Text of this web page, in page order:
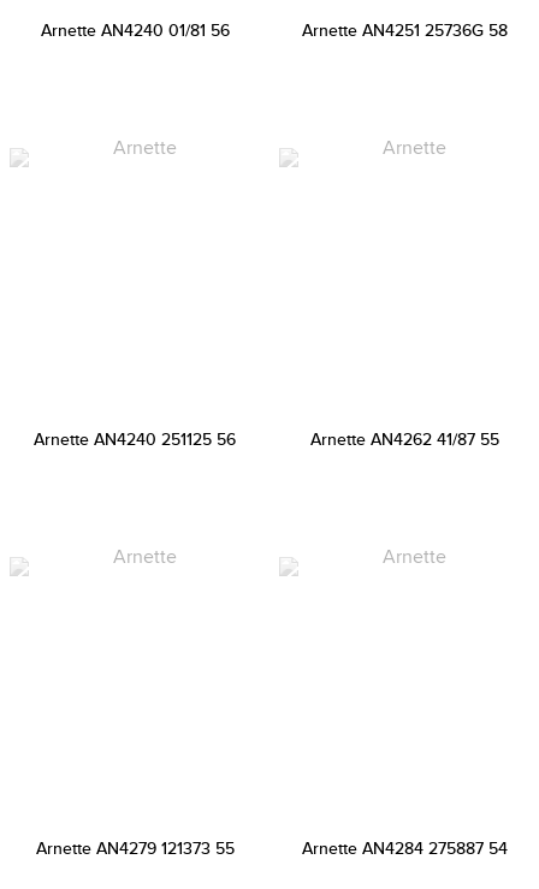
Arnette AN4240 01/81 56 Arnette AN4251 25736G 58
Arnette AN4240 251125 56 Arnette AN4262 41/87 55
Arnette AN4279 121373 55 Arnette AN4284 275887 54